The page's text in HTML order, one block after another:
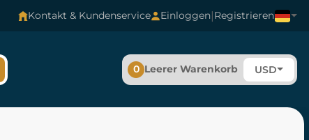
Kontakt & Kundenservice Einloggen|Registrieren
0 Leerer Warenkorb USD